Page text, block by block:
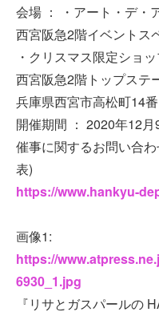
会場 ： ・アート・デ・
西宮阪急2階イベントス
・クリスマス限定ショ
西宮阪急2階トップステ
兵庫県西宮市高松町14
開催期間 ： 2020年12
催事に関するお問い合
表)
https://www.hankyu-
画像1:
https://
6930_1.jpg
『リサとガスパールの